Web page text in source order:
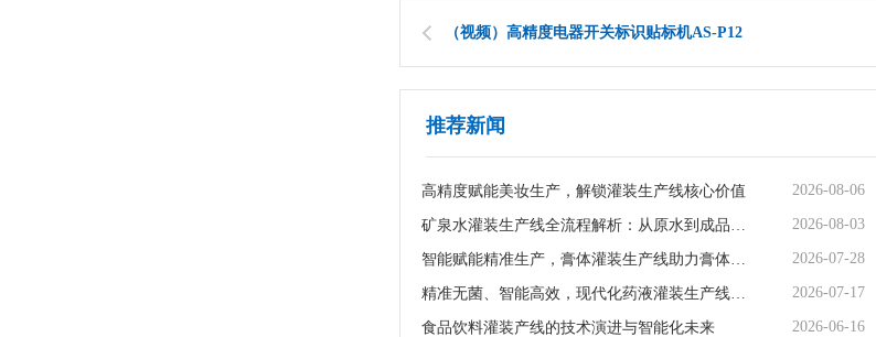
（视频）高精度电器开关标识贴标机AS-P12
推荐新闻
高精度赋能美妆生产，解锁灌装生产线核心价值 2026-08-06
矿泉水灌装生产线全流程解析：从原水到成品的品质守护 2026-08-03
智能赋能精准生产，膏体灌装生产线助力膏体行业提质增效 2026-07-28
精准无菌、智能高效，现代化药液灌装生产线赋能制药行业升级 2026-07-17
食品饮料灌装产线的技术演进与智能化未来 2026-06-16